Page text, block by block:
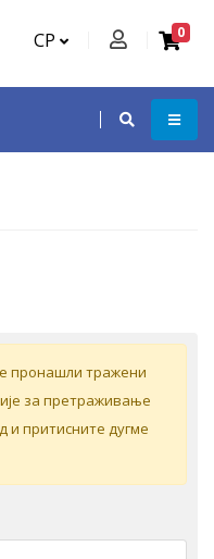
СР 0
прoнaшли трaжeни
зa прeтрaживaњe
и притиснитe дугмe